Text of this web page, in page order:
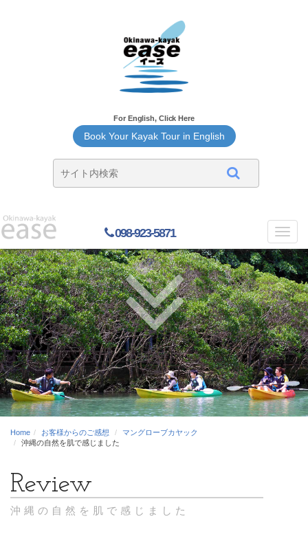
For English, Click Here
Book Your Kayak Tour in English
098-923-5871
Home お客様からのご感想
マングローブカヤック
沖縄の自然を肌で感じました
沖縄の自然を肌で感じました